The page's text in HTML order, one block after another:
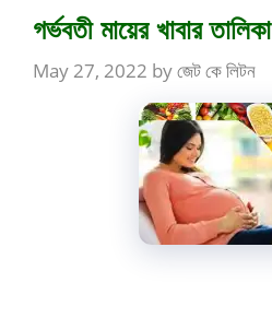
গর্ভবতী মায়ের খাবার তালিকা
May 27, 2022 byজেট কে লিটন